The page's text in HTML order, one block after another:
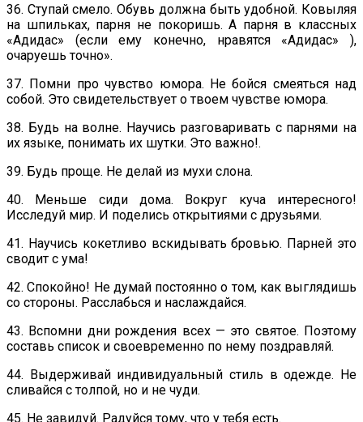
36. Ступай смело. Обувь должна быть удобной. Ковыляя
на шпильках, парня не покоришь. А парня в классных
«Адидас» (если ему конечно, нравятся «Адидас» ),
очаруешь точно».
37. Помни про чувство юмора. Не бойся смеяться над
собой. Это свидетельствует о твоем чувстве юмора.
38. Будь на волне. Научись разговаривать с парнями на
их языке, понимать их шутки. Это важно!.
39. Будь проще. Не делай из мухи слона.
40. Меньше сиди дома. Вокруг куча интересного!
Исследуй мир. И поделись открытиями с друзьями.
41. Научись кокетливо вскидывать бровью. Парней это
сводит с ума!
42. Спокойно! Не думай постоянно о том, как выглядишь
со стороны. Расслабься и наслаждайся.
43. Вспомни дни рождения всех — это святое. Поэтому
составь список и своевременно по нему поздравляй.
44. Выдерживай индивидуальный стиль в одежде. Не
сливайся с толпой, но и не чуди.
45. Не завидуй. Радуйся тому, что у тебя есть.